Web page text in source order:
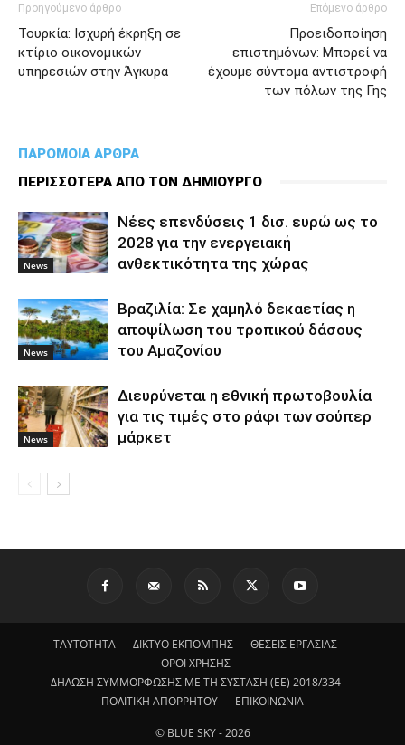
Προηγούμενο άρθρο
Τουρκία: Ισχυρή έκρηξη σε
κτίριο οικονομικών
υπηρεσιών στην Άγκυρα
Επόμενο άρθρο
Προειδοποίηση
επιστημόνων: Μπορεί να
έχουμε σύντομα αντιστροφή
των πόλων της Γης
ΠΑΡΟΜΟΙΑ ΑΡΘΡΑ
ΠΕΡΙΣΣΟΤΕΡΑ ΑΠΟ ΤΟΝ ΔΗΜΙΟΥΡΓΟ
News
Νέες επενδύσεις 1 δισ. ευρώ ως το
2028 για την ενεργειακή
ανθεκτικότητα της χώρας
News
Βραζιλία: Σε χαμηλό δεκαετίας η
αποψίλωση του τροπικού δάσους
του Αμαζονίου
News
Διευρύνεται η εθνική πρωτοβουλία
για τις τιμές στο ράφι των σούπερ
μάρκετ
ΤΑΥΤΟΤΗΤΑ ΔΙΚΤΥΟ ΕΚΠΟΜΠΗΣ
ΘΕΣΕΙΣ ΕΡΓΑΣΙΑΣ
ΟΡΟΙ ΧΡΗΣΗΣ
ΔΗΛΩΣΗ ΣΥΜΜΟΡΦΩΣΗΣ ΜΕ ΤΗ ΣΥΣΤΑΣΗ (ΕΕ) 2018/334
ΠΟΛΙΤΙΚΗ ΑΠΟΡΡΗΤΟΥ
ΕΠΙΚΟΙΝΩΝΙΑ
© BLUE SKY - 2026